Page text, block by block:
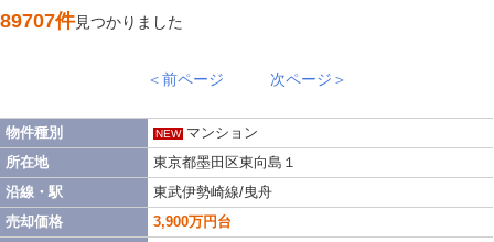
89707件見つかりました
＜前ページ 次ページ＞
物件種別
所在地
沿線・駅
売却価格
NEW マンション
東京都墨田区東向島１
東武伊勢崎線/曳舟
3,900万円台